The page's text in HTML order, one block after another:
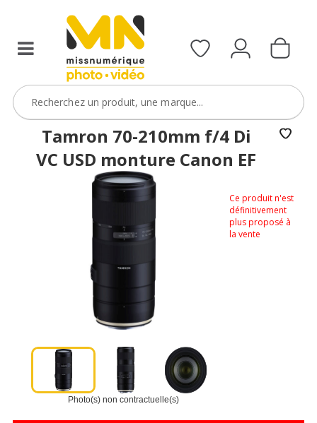
Tamron 70-210mm f/4 Di
VC USD monture Canon EF
Photo(s) non contractuelle(s)
Ce produit n'est
définitivement
plus proposé à
la vente